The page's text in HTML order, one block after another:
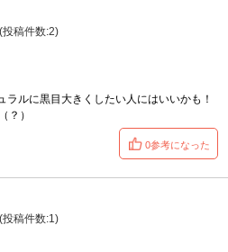
投稿件数:2)
ルに黒目大きくしたい人にはいいかも！
？）
0参考になった
投稿件数:1)